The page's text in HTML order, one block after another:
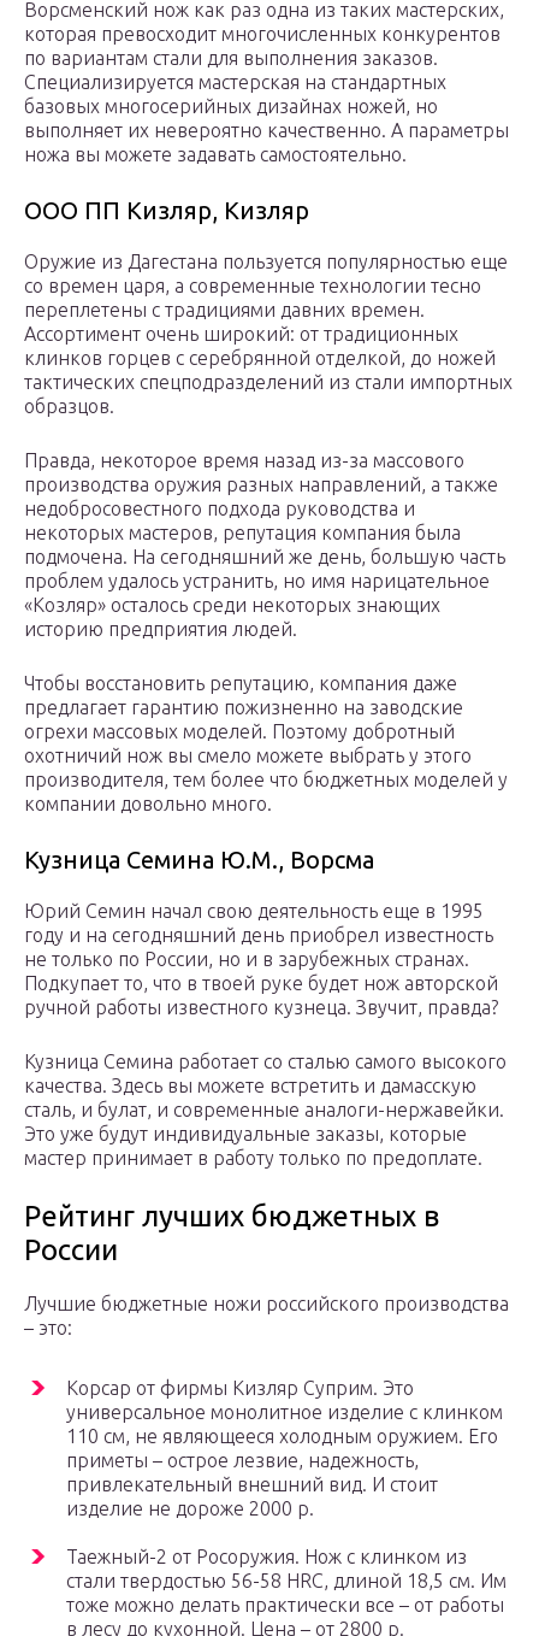
Ворсменский нож как раз одна из таких мастерских,
которая превосходит многочисленных конкурентов
по вариантам стали для выполнения заказов.
Специализируется мастерская на стандартных
базовых многосерийных дизайнах ножей, но
выполняет их невероятно качественно. А параметры
ножа вы можете задавать самостоятельно.
ООО ПП Кизляр, Кизляр
Оружие из Дагестана пользуется популярностью еще
со времен царя, а современные технологии тесно
переплетены с традициями давних времен.
Ассортимент очень широкий: от традиционных
клинков горцев с серебрянной отделкой, до ножей
тактических спецподразделений из стали импортных
образцов.
Правда, некоторое время назад из-за массового
производства оружия разных направлений, а также
недобросовестного подхода руководства и
некоторых мастеров, репутация компания была
подмочена. На сегодняшний же день, большую часть
проблем удалось устранить, но имя нарицательное
«Козляр» осталось среди некоторых знающих
историю предприятия людей.
Чтобы восстановить репутацию, компания даже
предлагает гарантию пожизненно на заводские
огрехи массовых моделей. Поэтому добротный
охотничий нож вы смело можете выбрать у этого
производителя, тем более что бюджетных моделей у
компании довольно много.
Кузница Семина Ю.М., Ворсма
Юрий Семин начал свою деятельность еще в 1995
году и на сегодняшний день приобрел известность
не только по России, но и в зарубежных странах.
Подкупает то, что в твоей руке будет нож авторской
ручной работы известного кузнеца. Звучит, правда?
Кузница Семина работает со сталью самого высокого
качества. Здесь вы можете встретить и дамасскую
сталь, и булат, и современные аналоги-нержавейки.
Это уже будут индивидуальные заказы, которые
мастер принимает в работу только по предоплате.
Рейтинг лучших бюджетных в
России
Лучшие бюджетные ножи российского производства
– это:
Корсар от фирмы Кизляр Суприм. Это
универсальное монолитное изделие с клинком
110 см, не являющееся холодным оружием. Его
приметы – острое лезвие, надежность,
привлекательный внешний вид. И стоит
изделие не дороже 2000 р.
Таежный-2 от Росоружия. Нож с клинком из
стали твердостью 56-58 HRC, длиной 18,5 см. Им
тоже можно делать практически все – от работы
в лесу до кухонной. Цена – от 2800 р.